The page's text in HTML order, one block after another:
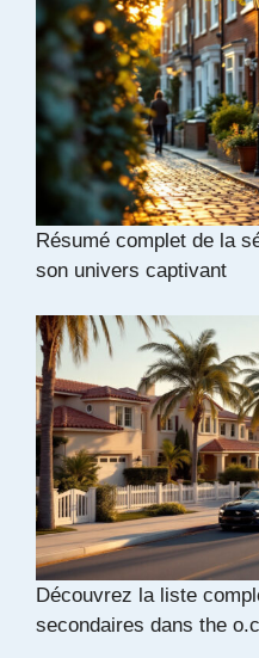
Résumé complet de la
son univers captivant
Découvrez la liste
secondaires dans the